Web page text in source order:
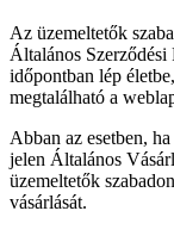
Az üzemeltetők
Általános Szerződési
időpontban lép
megtalálható a
Abban az esetben,
jelen Általános
üzemeltetők
vásárlását.